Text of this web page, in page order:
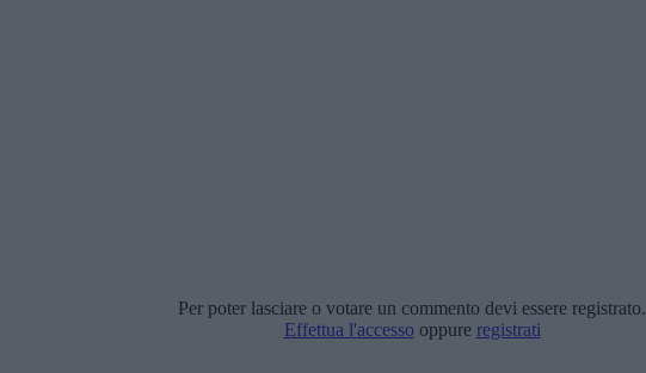
Per poter lasciare o votare un commento devi essere registrato.
Effettua l'accesso oppure registrati